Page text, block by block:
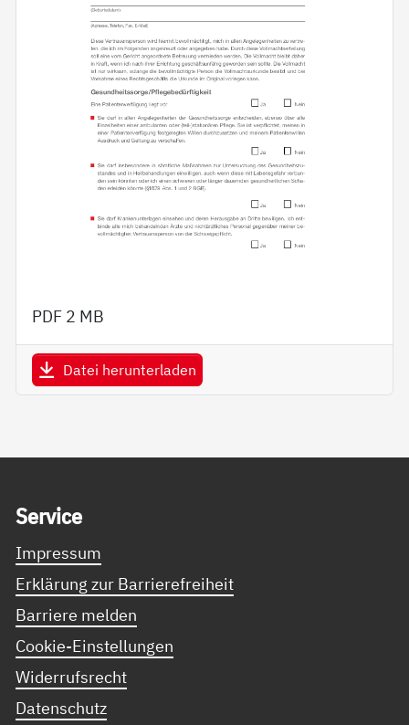
PDF 2 MB
Datei herunterladen
Ser­vice
Impressum
Erklärung zur Barrierefreiheit
Barriere melden
Cookie-Einstellungen
Widerrufsrecht
Datenschutz